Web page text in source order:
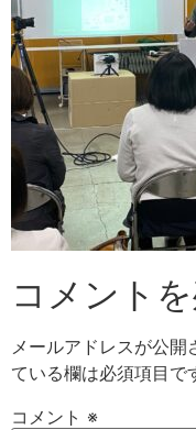
コメント
メールアドレスが公開
ている欄は必須項目で
コメント ※